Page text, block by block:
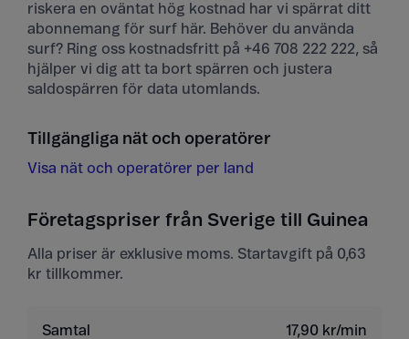
riskera en oväntat hög kostnad har vi spärrat ditt
abonnemang för surf här. Behöver du använda
surf? Ring oss kostnadsfritt på +46 708 222 222, så
hjälper vi dig att ta bort spärren och justera
saldospärren för data utomlands.
Tillgängliga nät och operatörer
Visa nät och operatörer per land
Företagspriser från Sverige till Guinea
Alla priser är exklusive moms. Startavgift på 0,63
kr tillkommer.
Samtal 17,90 kr/min